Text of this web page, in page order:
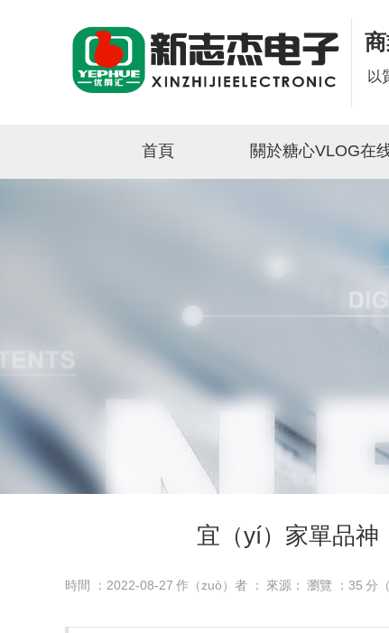
以
首頁 關於糖心VLOG在
宜（yí）家單品神
時間 ：2022-08-27 作（zuò）者 ： 來源： 瀏覽 ： 35 分